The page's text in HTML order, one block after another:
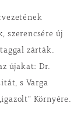
szerencsére új
zárták.
újakat: Dr.
s Varga
Környére.